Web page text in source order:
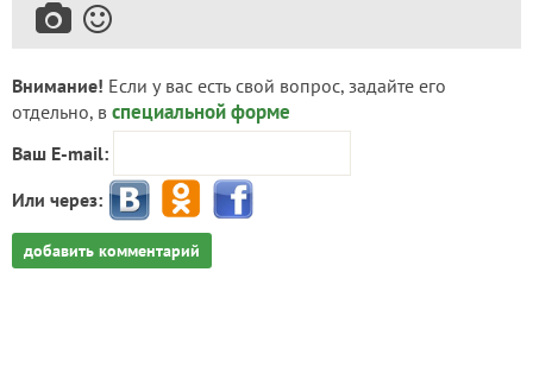
Внимание! Если у вас есть свой вопрос, задайте его
отдельно, в специальной форме
Ваш E-mail:
Или через:
добавить комментарий